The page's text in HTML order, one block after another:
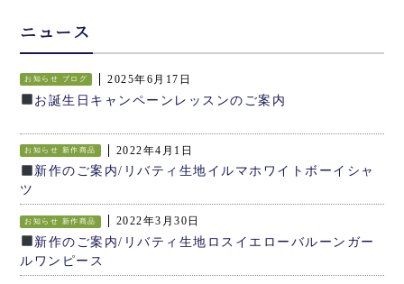
ニュース
お知らせ ブログ 2025年6月17日
お誕生日キャンペーンレッスンのご案内
お知らせ 新作商品 2022年4月1日
新作のご案内/リバティ生地イルマホワイトボーイシャ
ツ
お知らせ 新作商品 2022年3月30日
新作のご案内/リバティ生地ロスイエローバルーンガー
ルワンピース